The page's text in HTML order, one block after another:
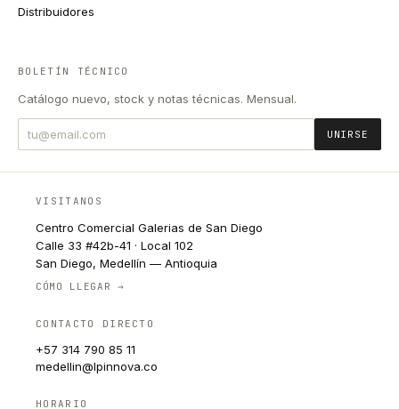
Distribuidores
BOLETÍN TÉCNICO
Catálogo nuevo, stock y notas técnicas. Mensual.
UNIRSE
VISITANOS
Centro Comercial Galerias de San Diego
Calle 33 #42b-41 · Local 102
San Diego, Medellín — Antioquia
CÓMO LLEGAR →
CONTACTO DIRECTO
+57 314 790 85 11
medellin@lpinnova.co
HORARIO